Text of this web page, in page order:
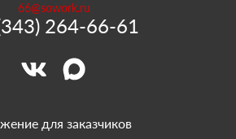
66@sowork.ru
264-66-61
для заказчиков